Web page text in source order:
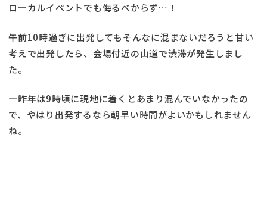
ローカルイベントでも侮るべからず…！
午前10時過ぎに出発してもそんなに混まないだろうと甘い
考えで出発したら、会場付近の山道で渋滞が発生しまし
た。
一昨年は9時頃に現地に着くとあまり混んでいなかったの
で、やはり出発するなら朝早い時間がよいかもしれません
ね。